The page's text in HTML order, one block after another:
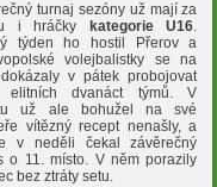
turnaj sezóny už mají za
i hráčky
kategorie U16.
týden ho hostil Přerov a
volejbalistky se na
v pátek probojovat
elitních dvanáct týmů. V
už ale bohužel na své
vítězný recept nenašly, a
v neděli čekal závěrečný
o 11. místo. V něm porazily
bez ztráty setu.